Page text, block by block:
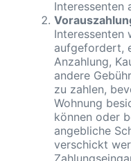
Interessenten
Interessenten
aufgefordert,
Anzahlung,
andere
zu zahlen,
Wohnung
können oder
angebliche
verschickt